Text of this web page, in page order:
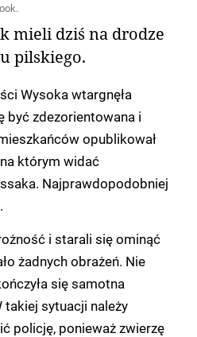
mieli dziś na drodze
pilskiego.
Wysoka wtargnęła
być zdezorientowana i
opublikował
którym widać
Najprawdopodobniej
i starali się ominąć
żadnych obrażeń. Nie
się samotna
takiej sytuacji należy
policję, ponieważ zwierzę